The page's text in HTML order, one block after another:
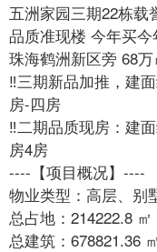
五洲家园三期22栋载
品质准现楼 今年买今
珠海鹤洲新区旁 68
‼三期新品加推，建
房-四房
‼二期品质现房：建
房4房
----【项目概况】----
物业类型：高层、别
总占地：214222.8 ㎡
总建筑：678821.36 ㎡